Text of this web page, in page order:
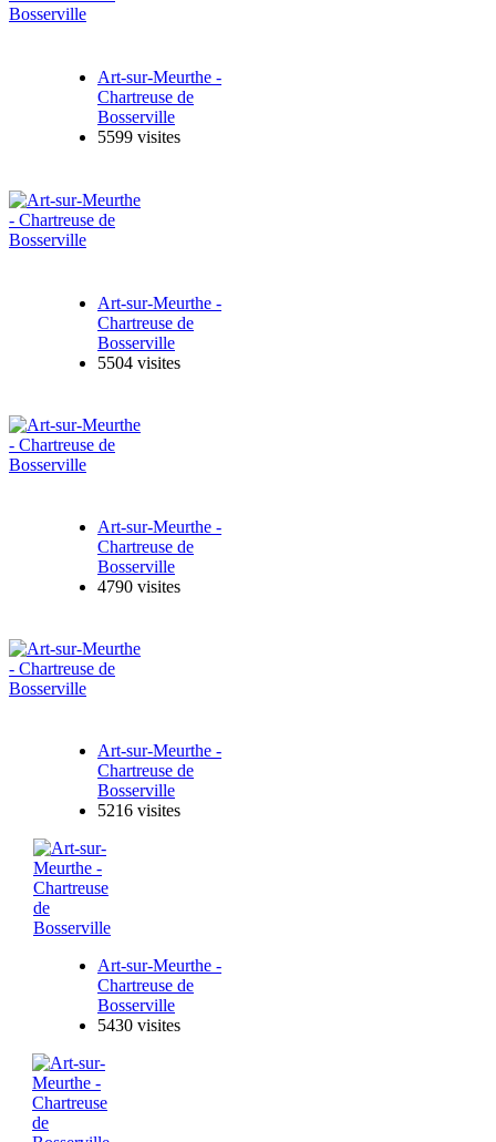
Art-sur-Meurthe -
Chartreuse de
Bosserville
5599 visites
Art-sur-Meurthe -
Chartreuse de
Bosserville
5504 visites
Art-sur-Meurthe -
Chartreuse de
Bosserville
4790 visites
Art-sur-Meurthe -
Chartreuse de
Bosserville
5216 visites
Art-sur-Meurthe -
Chartreuse de
Bosserville
5430 visites